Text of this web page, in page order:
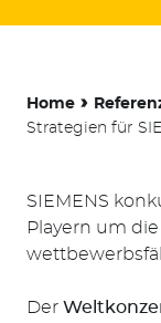
Home ›
Strategien für
SIEMENS
Playern um
Der